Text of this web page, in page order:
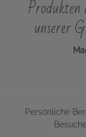
unserer
Persönliche